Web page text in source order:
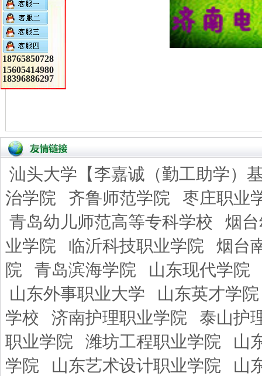
汕头大学【李嘉诚（勤工助学）
治学院
齐鲁师范学院
枣庄职业
青岛幼儿师范高等专科学校
烟
业学院
临沂科技职业学院
烟台
院
青岛滨海学院
山东现代学院
山东外事职业大学
山东英才学院
学校
济南护理职业学院
泰山护
职业学院
潍坊工程职业学院
山
学院
山东艺术设计职业学院
山
18765850728
15605414980
18396886297